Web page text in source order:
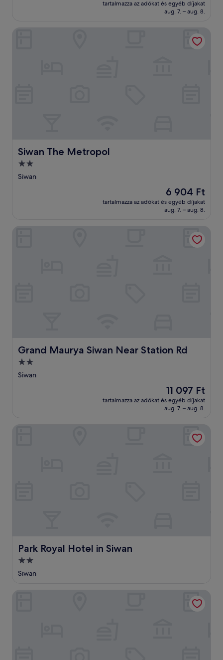
11 380 Ft
tartalmazza az adókat és egyéb díjakat
aug. 7. – aug. 8.
Siwan The Metropol
Siwan The Metropol
2.0
csillagos
Siwan
Az
ár
6 904 Ft
6 904 Ft
tartalmazza az adókat és egyéb díjakat
aug. 7. – aug. 8.
Grand Maurya Siwan Near Station Rd
Grand Maurya Siwan Near Station Rd
2.0
csillagos
Siwan
Az
ár
11 097 Ft
11 097 Ft
tartalmazza az adókat és egyéb díjakat
aug. 7. – aug. 8.
Park Royal Hotel in Siwan
Park Royal Hotel in Siwan
2.0
csillagos
Siwan